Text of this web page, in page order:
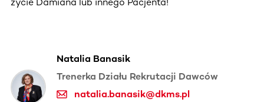
Natalia Banasik
Trenerka Działu Rekrutacji Dawców
natalia.banasik@dkms.pl